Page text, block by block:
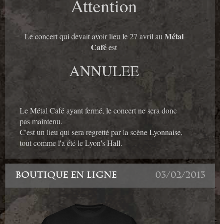
Attention
Le concert qui devait avoir lieu le 27 avril au Métal
Caféest
ANNULEE
Le Métal Café ayant fermé, le concert ne sera donc
pas maintenu.
C'est un lieu qui sera regretté par la scène Lyonnaise,
tout comme l'a été le Lyon's Hall.
BOUTIQUE EN LIGNE 03/02/2013